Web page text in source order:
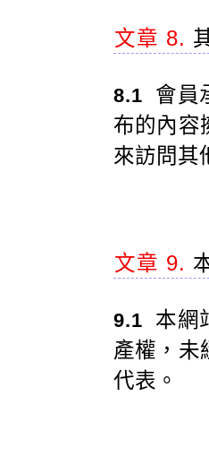
文章 8.
8.1 會員
布的內容
來訪問其
文章 9.
9.1 本網
產權，未
代表。